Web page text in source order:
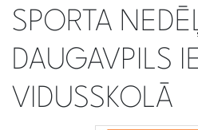
SPORTA
DAUGAVPILS
VIDUSSKOLĀ